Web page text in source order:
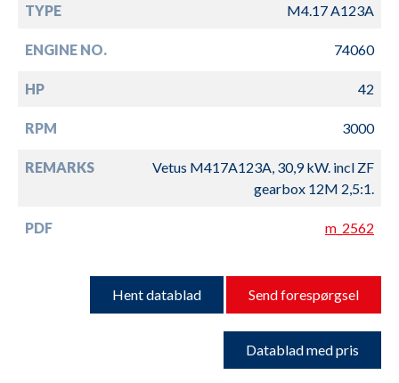
TYPE M4.17 A123A
ENGINE NO. 74060
HP 42
RPM 3000
REMARKS
Vetus M417A123A, 30,9 kW. incl ZF
gearbox 12M 2,5:1.
PDF m_2562
Hent datablad Send forespørgsel
Datablad med pris